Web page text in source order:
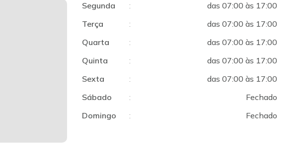
Segunda :
das 07:00 às 17:00
Terça
:
das 07:00 às 17:00
Quarta
:
das 07:00 às 17:00
Quinta
:
das 07:00 às 17:00
Sexta
:
das 07:00 às 17:00
Sábado
:
Fechado
Domingo
: Fechado